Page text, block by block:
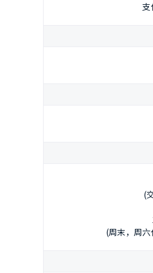
支
(
(周末，周